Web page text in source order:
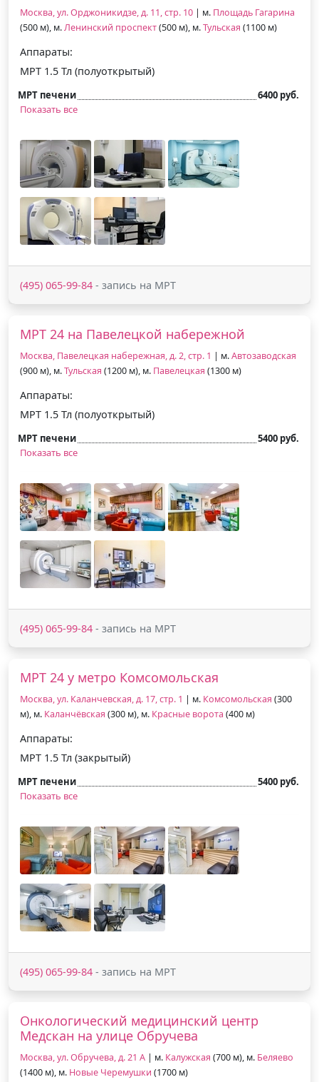
Москва, ул. Орджоникидзе, д. 11, стр. 10 | м. Площадь Гагарина
(500 м), м.Ленинский проспект(500 м), м.Тульская (1100 м)
Аппараты:
МРТ 1.5 Тл (полуоткрытый)
МРТ печени
6400 руб.
Показать все
(495) 065-99-84 - запись на МРТ
МРТ 24 на Павелецкой набережной
Москва, Павелецкая набережная, д. 2, стр. 1 | м.Автозаводская
(900 м), м.Тульская (1200 м), м. Павелецкая (1300 м)
Аппараты:
МРТ 1.5 Тл (полуоткрытый)
МРТ печени
5400 руб.
Показать все
(495) 065-99-84 - запись на МРТ
МРТ 24 у метро Комсомольская
Москва, ул. Каланчевская, д. 17, стр. 1 | м. Комсомольская (300
м), м. Каланчёвская (300 м), м. Красные ворота (400 м)
Аппараты:
МРТ 1.5 Тл (закрытый)
МРТ печени
5400 руб.
Показать все
(495) 065-99-84 - запись на МРТ
Онкологический медицинский центр
Медскан на улице Обручева
Москва, ул. Обручева, д. 21 А | м. Калужская (700 м), м. Беляево
(1400 м), м. Новые Черемушки (1700 м)